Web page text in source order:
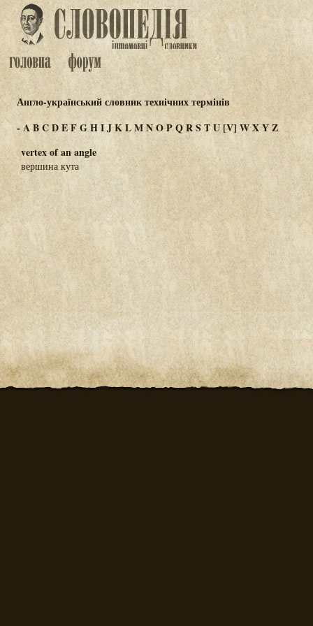
Англо-український словник технічних термінів
-ABCDEFGHIJKLMNOPQRSTU[V] WXYZ
vertex of an angle
вершина кута